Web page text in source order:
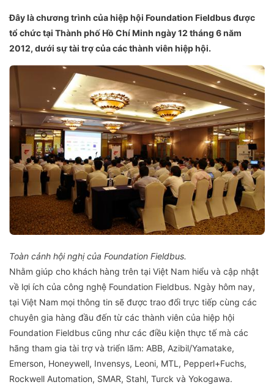
Đây là chương trình của hiệp hội Foundation Fieldbus được
tổ chức tại Thành phố Hồ Chí Minh ngày 12 tháng 6 năm
2012, dưới sự tài trợ của các thành viên hiệp hội.
Toàn cảnh hội nghị của Foundation Fieldbus.
Nhằm giúp cho khách hàng trên tại Việt Nam hiểu và cập nhật
về lợi ích của công nghệ Foundation Fieldbus. Ngày hôm nay,
tại Việt Nam mọi thông tin sẽ được trao đổi trực tiếp cùng các
chuyên gia hàng đầu đến từ các thành viên của hiệp hội
Foundation Fieldbus cũng như các điều kiện thực tế mà các
hãng tham gia tài trợ và triển lãm: ABB, Azibil/Yamatake,
Emerson, Honeywell, Invensys, Leoni, MTL, Pepperl+Fuchs,
Rockwell Automation, SMAR, Stahl, Turck và Yokogawa.